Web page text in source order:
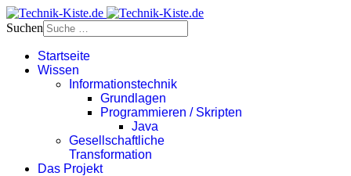
Suchen
Startseite
Wissen
Informationstechnik
Grundlagen
Programmieren / Skripten
Java
Gesellschaftliche
Transformation
Das Projekt